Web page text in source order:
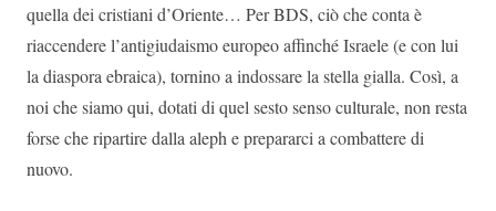
quella dei cristiani d’Oriente… Per BDS, ciò che conta è
riaccendere l’antigiudaismo europeo affinché Israele (e con lui
la diaspora ebraica), tornino a indossare la stella gialla. Così, a
noi che siamo qui, dotati di quel sesto senso culturale, non resta
forse che ripartire dalla aleph e prepararci a combattere di
nuovo.